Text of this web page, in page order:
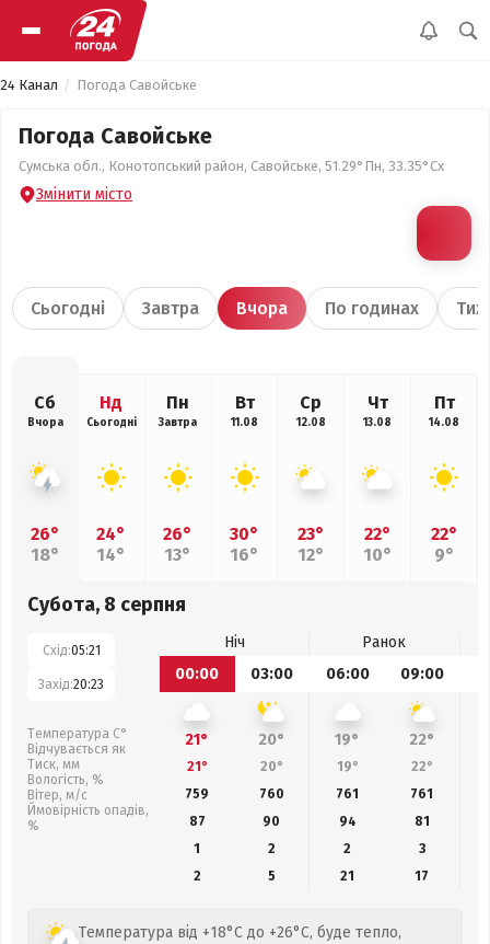
24 Канал Погода Савойське
Погода Савойське
Сумська обл., Конотопський район, Савойське, 51.29°Пн, 33.35°Сх
Змінити місто
Сьогодні Завтра Вчора По годинах
Сб
Вчора
26°
18°
Нд
Сьогодні
24°
14°
Пн
Завтра
26°
13°
Вт
11.08
30°
16°
Ср
12.08
23°
12°
Чт
13.08
22°
10°
Пт
14.08
22°
9°
Субота, 8 серпня
Схід:05:21
Захід:20:23
Температура С°
Відчувається як
Тиск, мм
Вологість, %
Вітер, м/с
Ймовірність опадів,
%
Ніч
Ранок
00:00
03:00 06:00 09:00
21° 20° 19° 22°
21° 20° 19° 22°
759
760 761 761
87
90 94
81
1
2 2
3
2
5 21 17
Температура від +18°C до +26°C, буде тепло,